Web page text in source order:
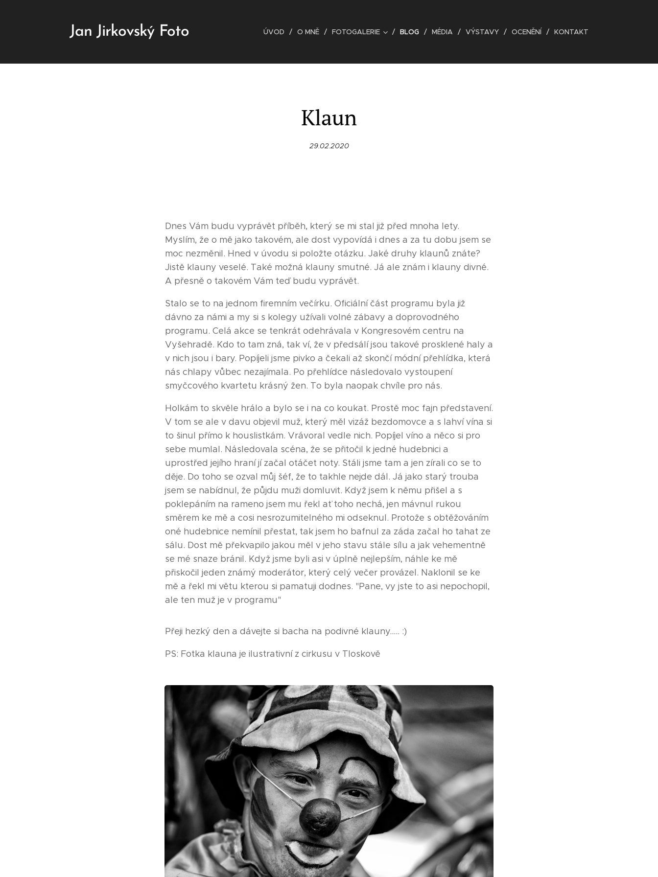
Jan Jirkovský Foto ÚVOD O MNĚ FOTOGALERIE BLOG MÉDIA VÝSTAVY OCENĚNÍ KONTAKT
Klaun
29.02.2020
Dnes Vám budu vyprávět příběh, který se mi stal již před mnoha lety.
Myslím, že o mě jako takovém, ale dost vypovídá i dnes a za tu dobu jsem se
moc nezměnil. Hned v úvodu si položte otázku. Jaké druhy klaunů znáte?
Jistě klauny veselé. Také možná klauny smutné. Já ale znám i klauny divné.
A přesně o takovém Vám teď budu vyprávět.
Stalo se to na jednom firemním večírku. Oficiální část programu byla již
dávno za námi a my si s kolegy užívali volné zábavy a doprovodného
programu. Celá akce se tenkrát odehrávala v Kongresovém centru na
Vyšehradě. Kdo to tam zná, tak ví, že v předsálí jsou takové prosklené haly a
v nich jsou i bary. Popíjeli jsme pivko a čekali až skončí módní přehlídka, která
nás chlapy vůbec nezajímala. Po přehlídce následovalo vystoupení
smyčcového kvartetu krásný žen. To byla naopak chvíle pro nás.
Holkám to skvěle hrálo a bylo se i na co koukat. Prostě moc fajn představení.
V tom se ale v davu objevil muž, který měl vizáž bezdomovce a s lahví vína si
to šinul přímo k houslistkám. Vrávoral vedle nich. Popíjel víno a něco si pro
sebe mumlal. Následovala scéna, že se přitočil k jedné hudebnici a
uprostřed jejího hraní jí začal otáčet noty. Stáli jsme tam a jen zírali co se to
děje. Do toho se ozval můj šéf, že to takhle nejde dál. Já jako starý trouba
jsem se nabídnul, že půjdu muži domluvit. Když jsem k němu přišel a s
poklepáním na rameno jsem mu řekl ať toho nechá, jen mávnul rukou
směrem ke mě a cosi nesrozumitelného mi odseknul. Protože s obtěžováním
oné hudebnice nemínil přestat, tak jsem ho bafnul za záda začal ho tahat ze
sálu. Dost mě překvapilo jakou měl v jeho stavu stále sílu a jak vehementně
se mé snaze bránil. Když jsme byli asi v úplně nejlepším, náhle ke mě
přiskočil jeden známý moderátor, který celý večer provázel. Naklonil se ke
mě a řekl mi větu kterou si pamatuji dodnes. "Pane, vy jste to asi nepochopil,
ale ten muž je v programu"
Přeji hezký den a dávejte si bacha na podivné klauny..... :)
PS: Fotka klauna je ilustrativní z cirkusu v Tloskově